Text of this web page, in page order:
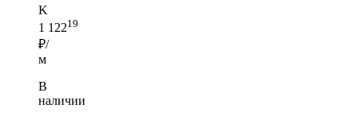
K
1 12219
₽/
м
В
наличии